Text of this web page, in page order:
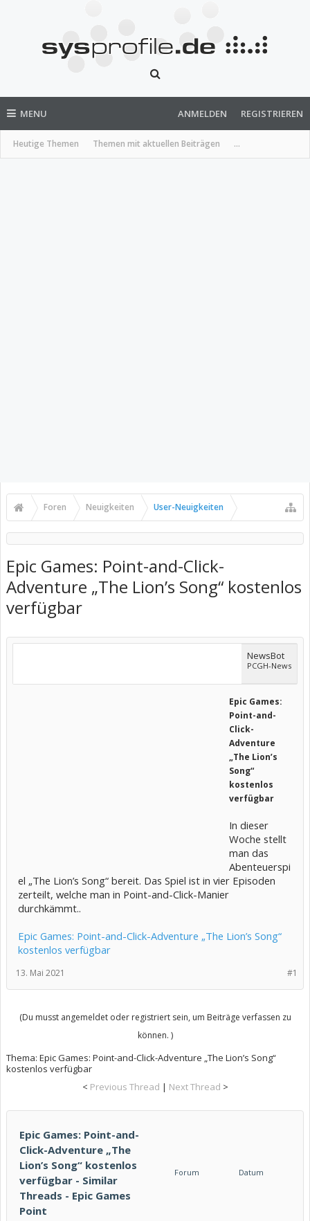
MENU
Heutige Themen Themen mit aktuellen Beiträgen ...
ANMELDEN REGISTRIEREN
Foren Neuigkeiten User-Neuigkeiten
Epic Games: Point-and-Click-
Adventure „The Lion’s Song“ kostenlos
verfügbar
NewsBot
PCGH-News
Epic Games:
Point-and-
Click-
Adventure
„The Lion’s
Song“
kostenlos
verfügbar
In dieser
Woche stellt
man das
Abenteuerspi
el „The Lion’s Song“ bereit. Das Spiel ist in vier Episoden
zerteilt, welche man in Point-and-Click-Manier
durchkämmt..
Epic Games: Point-and-Click-Adventure „The Lion’s Song“
kostenlos verfügbar
#1
13. Mai 2021
(Du musst angemeldet oder registriert sein, um Beiträge verfassen zu
können. )
Thema: Epic Games: Point-and-Click-Adventure „The Lion’s Song“
kostenlos verfügbar
< Previous Thread | Next Thread >
Epic Games: Point-and-
Click-Adventure „The
Lion’s Song“ kostenlos
verfügbar - Similar
Threads - Epic Games
Point
Forum Datum